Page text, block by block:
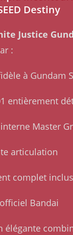
Destiny
Justice
:
à Gundam
entièrement
Master
articulation
complet inclus
Bandai
élégante